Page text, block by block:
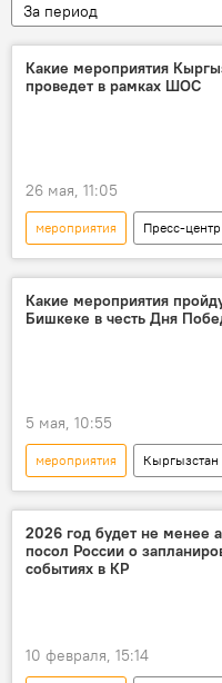
За период
Какие мероприятия
проведет в рамках ШОС
26 мая, 11:05
мероприятия Пресс-центр
Кыргызстан
Алмаз
Саммит ШОС в Бишкеке 2026
Какие мероприятия
Бишкеке в честь Дня
5 мая, 10:55
мероприятия Кыргызстан
победа
Великая
2026 год будет не менее
посол России о
событиях в КР
10 февраля, 15:14